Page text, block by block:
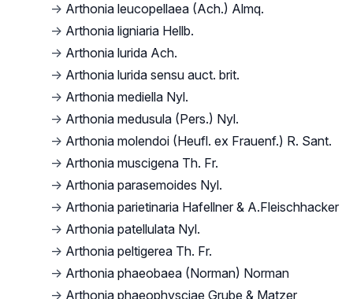
→ Arthonia leucopellaea (Ach.) Almq.
→ Arthonia ligniaria Hellb.
→ Arthonia lurida Ach.
→ Arthonia lurida sensu auct. brit.
→ Arthonia mediella Nyl.
→ Arthonia medusula (Pers.) Nyl.
→ Arthonia molendoi (Heufl. ex Frauenf.) R. Sant.
→ Arthonia muscigena Th. Fr.
→ Arthonia parasemoides Nyl.
→ Arthonia parietinaria Hafellner & A.Fleischhacker
→ Arthonia patellulata Nyl.
→ Arthonia peltigerea Th. Fr.
→ Arthonia phaeobaea (Norman) Norman
→ Arthonia phaeophysciae Grube & Matzer